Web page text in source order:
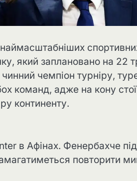
який заплановано на 22
чинний чемпіон турніру,
команд, адже на кону
континенту.
в Афінах. Фенербахче
повторити